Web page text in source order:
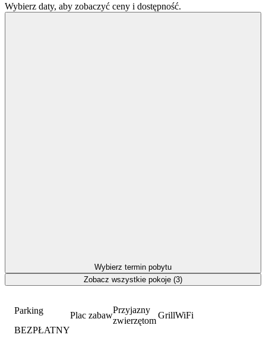
Parking
BEZPŁATNY
Plac zabaw
Przyjazny
zwierzętom
GrillWiFi
Wybierz daty, aby zobaczyć ceny i dostępność.
Wybierz termin pobytu
Zobacz wszystkie pokoje (3)